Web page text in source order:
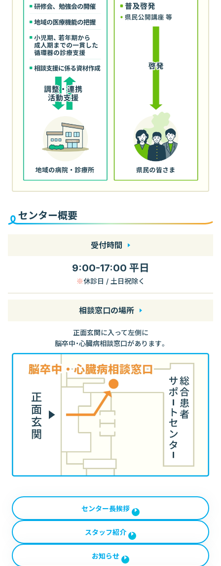
センター概要
受付時間
9:00-17:00 平日
休診日 / 土日祝除く
相談窓口の場所
正面玄関に入って左側に
脳卒中・心臓病相談窓口があります。
センター長挨拶
スタッフ紹介
お知らせ